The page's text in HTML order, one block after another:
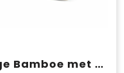
Badge Bamboe met magneet